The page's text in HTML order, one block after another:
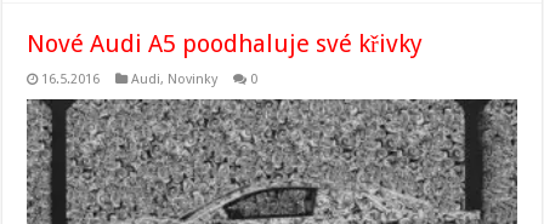
Nové Audi A5 poodhaluje své křivky
16.5.2016 Audi, Novinky 0